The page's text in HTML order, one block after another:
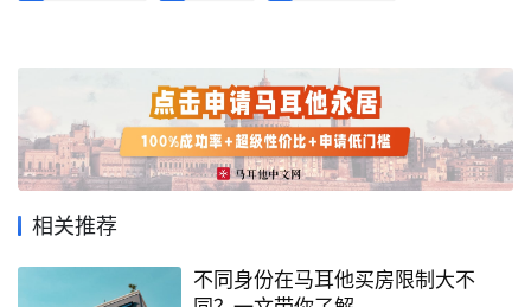
旅
游
相关推荐
不同身份在马耳他买房限制大不